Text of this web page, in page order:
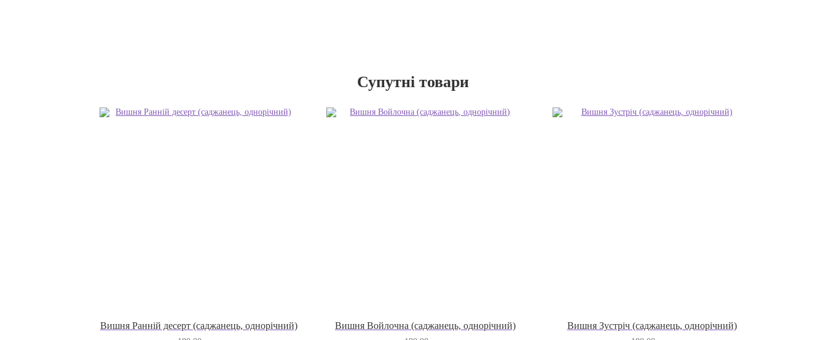
Супутні товари
Вишня Ранній десерт (саджанець, однорічний) Вишня Войлочна (саджанець, однорічний) Вишня Зустріч (саджанець, однорічний)